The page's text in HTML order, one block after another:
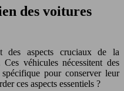
des voitures
des aspects cruciaux de la
véhicules nécessitent des
pour conserver leur
ces aspects essentiels ?